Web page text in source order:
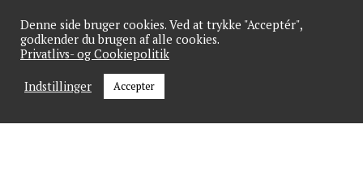
Huse Eikrem-Jeppesen.
Denne side bruger cookies. Ved at trykke "Acceptér",
godkender du brugen af alle cookies.
Privatlivs- og Cookiepolitik
Indstillinger Accepter